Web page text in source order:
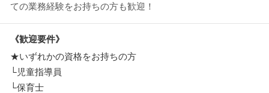
ての業務経験をお持ちの方も歓迎！
《歓迎要件》
★いずれかの資格をお持ちの方
└児童指導員
└保育士